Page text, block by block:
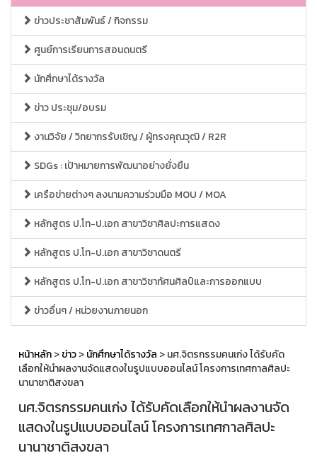
ข่าวประชาสัมพันธ์ / กิจกรรม
ศูนย์การเรียนการสอนดนตรี
นักศึกษาได้รางวัล
ข่าว ประชุม/อบรม
งานวิจัย / วิทยากรรับเชิญ / ผู้ทรงคุณวุฒิ / R2R
SDGs : เป้าหมายการพัฒนาอย่างยั่งยืน
เครือข่ายต่างๆ ลงนามความร่วมมือ MOU / MOA
หลักสูตร ป.โท-ป.เอก สาขาวิชาศิลปะการแสดง
หลักสูตร ป.โท-ป.เอก สาขาวิชาดนตรี
หลักสูตร ป.โท-ป.เอก สาขาวิชาทัศนศิลป์และการออกแบบ
ข่าวอื่นๆ / หน่วยงานภายนอก
หน้าหลัก>ข่าว>นักศึกษาได้รางวัล > นศ.จิตรกรรมคนเก่ง ได้รับคัด
เลือกให้นำผลงานจัดแสดงในรูปแบบออนไลน์ โครงการเทศกาลศิลปะ
นานาชาติสงขลา
นศ.จิตรกรรมคนเก่ง ได้รับคัดเลือกให้นำผลงานจัด
แสดงในรูปแบบออนไลน์ โครงการเทศกาลศิลปะ
นานาชาติสงขลา